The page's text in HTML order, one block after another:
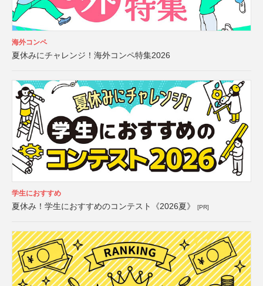
海外コンペ
夏休みにチャレンジ！海外コンペ特集2026
学生におすすめ
夏休み！学生におすすめのコンテスト《2026夏》 [PR]